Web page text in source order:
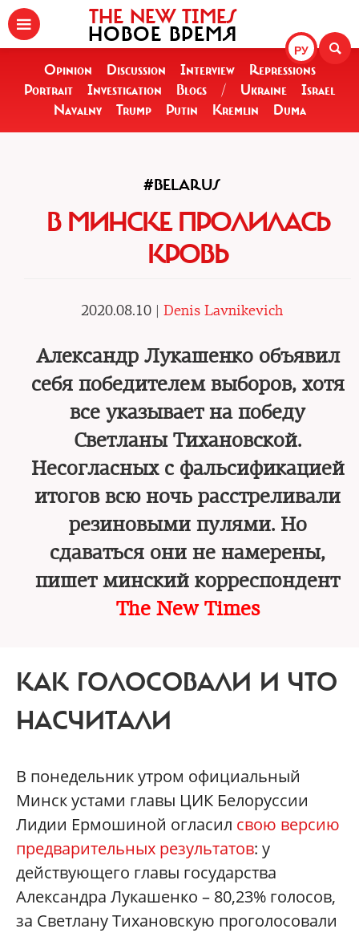
РУ
THE NEW TIMES
НОВОЕ ВРЕМЯ
Opinion Discussion Interview
Repressions
Portrait
Investigation Blogs / Ukraine
Israel
Navalny
Trump Putin Kremlin Duma
#BELARUS
В МИНСКЕ ПРОЛИЛАСЬ
КРОВЬ
2020.08.10 | Denis Lavnikevich
Александр Лукашенко объявил
себя победителем выборов, хотя
все указывает на победу
Светланы Тихановской.
Несогласных с фальсификацией
итогов всю ночь расстреливали
резиновыми пулями. Но
сдаваться они не намерены,
пишет минский корреспондент
The New Times
КАК ГОЛОСОВАЛИ И ЧТО
НАСЧИТАЛИ
В понедельник утром официальный
Минск устами главы ЦИК Белоруссии
Лидии Ермошиной огласил свою версию
предварительных результатов: у
действующего главы государства
Александра Лукашенко – 80,23% голосов,
за Светлану Тихановскую проголосовали